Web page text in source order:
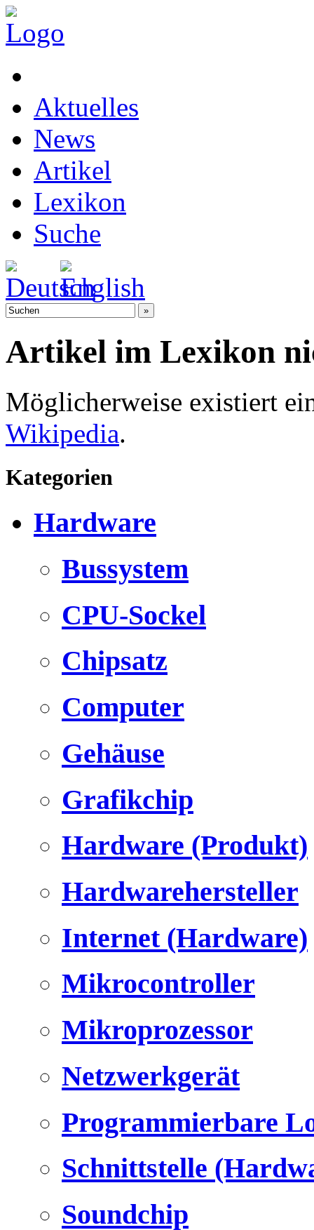
Aktuelles
News
Artikel
Lexikon
Suche
Artikel im Lexikon
Möglicherweise existiert
Wikipedia.
Kategorien
Hardware
Bussystem
CPU-Sockel
Chipsatz
Computer
Gehäuse
Grafikchip
Hardware (Produkt)
Hardwarehersteller
Internet (Hardware)
Mikrocontroller
Mikroprozessor
Netzwerkgerät
Programmierbare
Schnittstelle
Soundchip